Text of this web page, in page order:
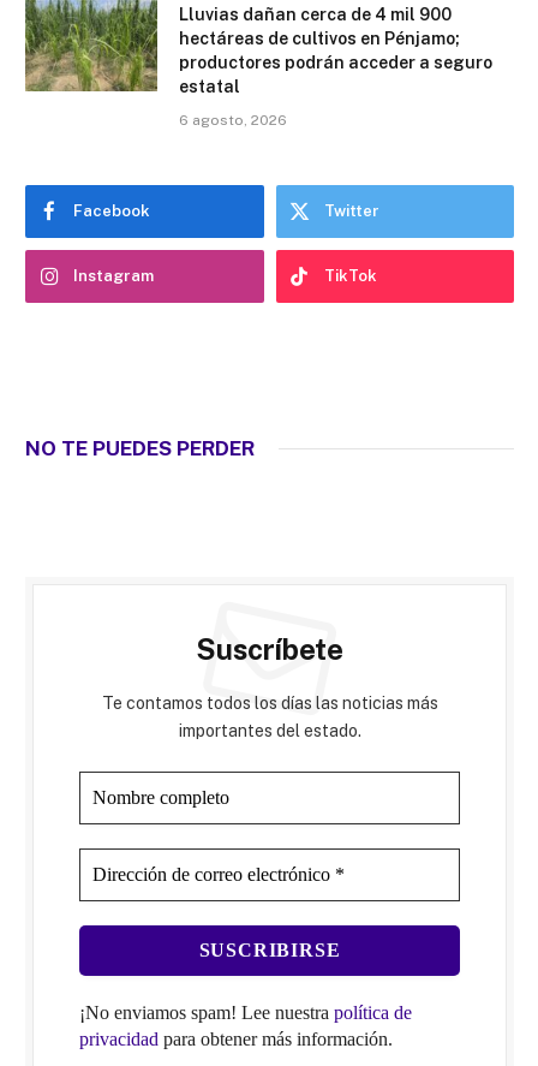
Lluvias dañan cerca de 4 mil 900
hectáreas de cultivos en Pénjamo;
productores podrán acceder a seguro
estatal
6 agosto, 2026
Facebook Twitter
Instagram TikTok
NO TE PUEDES PERDER
Suscríbete
Te contamos todos los días las noticias más
importantes del estado.
¡No enviamos spam! Lee nuestra política de
privacidad para obtener más información.